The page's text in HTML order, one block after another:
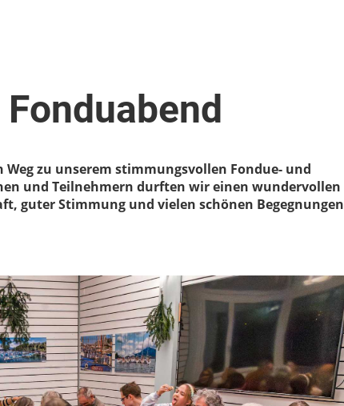
zu unserem stimmungsvollen Fondue- und
und Teilnehmern durften wir einen wundervollen
guter Stimmung und vielen schönen Begegnungen